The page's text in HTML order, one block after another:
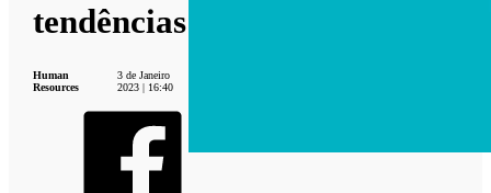
tendências
Human
Resources
3 de Janeiro
2023 | 16:40